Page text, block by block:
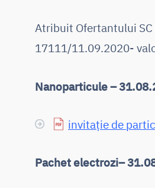
Atribuit Ofertantului SC
17111/11.09.2020-
Nanoparticule –
invitație de
Pachet electrozi–